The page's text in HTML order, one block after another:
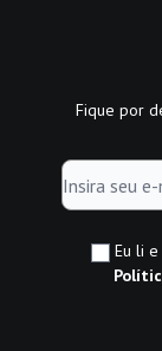
Fique por
Eu li